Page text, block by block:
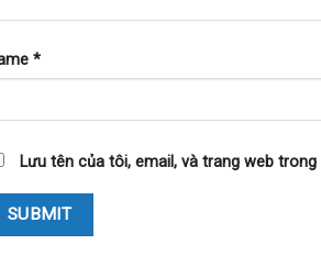
*
Lưu tên của tôi, email, và trang web